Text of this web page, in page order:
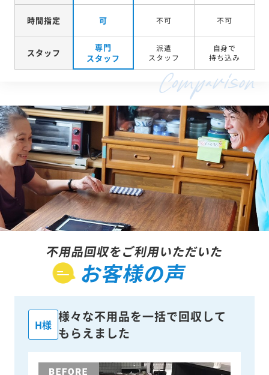
時間指定 可 不可 不可
スタッフ
専門
スタッフ
派遣
スタッフ
自身で
持ち込み
不用品回収をご利用いただいた
お客様の声
H様
様々な不用品を一括で回収して
もらえました